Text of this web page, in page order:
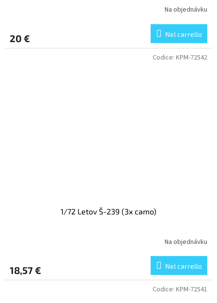
Na objednávku
20 € Nel carrello
1/72 Letov Š-239 (3x camo)
Na objednávku
18,57 € Nel carrello
Codice: KPM-72542
Codice: KPM-72541